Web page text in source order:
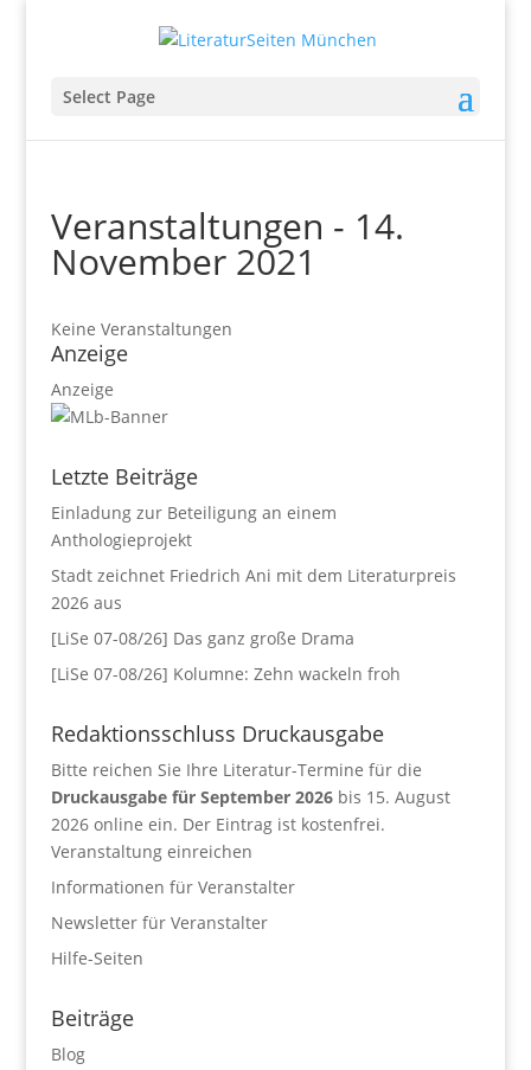
Select Page
Veranstaltungen - 14.
November 2021
Keine Veranstaltungen
Anzeige
Anzeige
Letzte Beiträge
Einladung zur Beteiligung an einem
Anthologieprojekt
Stadt zeichnet Friedrich Ani mit dem Literaturpreis
2026 aus
[LiSe 07-08/26] Das ganz große Drama
[LiSe 07-08/26] Kolumne: Zehn wackeln froh
Redaktionsschluss Druckausgabe
Bitte reichen Sie Ihre Literatur-Termine für die
Druckausgabe für September 2026bis 15. August
2026 online ein. Der Eintrag ist kostenfrei.
Veranstaltung einreichen
Informationen für Veranstalter
Newsletter für Veranstalter
Hilfe-Seiten
Beiträge
Blog